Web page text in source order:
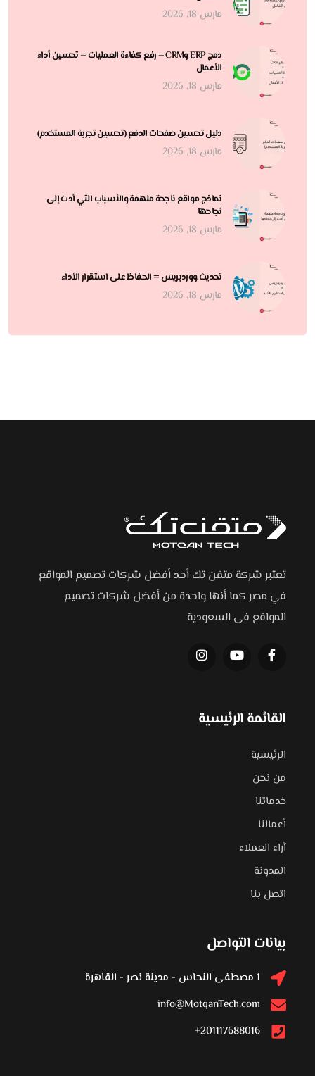
مارس 18, 2026
دمج ERP وCRM = رفع كفاءة العمليات = تحسين أداء
الأعمال
مارس 18, 2026
دليل تحسين صفحات الدفع (تحسين تجربة المستخدم)
مارس 18, 2026
نماذج مواقع ناجحة ملهمة والأسباب التي أدت إلى
نجاحها
مارس 18, 2026
تحديث ووردبريس = الحفاظ على استقرار الأداء
مارس 18, 2026
تعتبر شركة متقن تك أحد أفضل شركات تصميم المواقع
في مصر كما أنها واحدة من أفضل شركات تصميم
المواقع فى السعودية
القائمة الرئيسية
الرئيسية
من نحن
خدماتنا
أعمالنا
آراء العملاء
المدونة
اتصل بنا
بيانات التواصل
1 مصطفى النحاس - مدينة نصر - القاهرة
info@MotqanTech.com
201117688016+